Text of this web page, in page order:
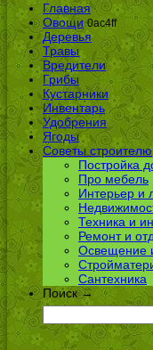
Главная
Овощи 0ac4ff
Деревья
Травы
Вредители
Грибы
Кустарники
Инвентарь
Удобрения
Ягоды
Советы строителю
Постройка
Про мебель
Интерьер и
Техника и
Ремонт и
Освещение
Сантехника
Поиск →